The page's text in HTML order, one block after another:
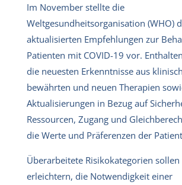
Im November stellte die
Weltgesundheitsorganisation (WHO)
aktualisierten Empfehlungen zur
Patienten mit COVID-19 vor.
die neuesten Erkenntnisse aus
bewährten und neuen Therapien
Aktualisierungen in Bezug auf
Ressourcen, Zugang und
die Werte und Präferenzen der
Überarbeitete Risikokategorien sollen
erleichtern, die Notwendigkeit einer